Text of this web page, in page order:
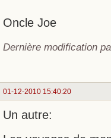
Oncle Joe
Dernière modification
01-12-2010 15:40:20
Un autre: